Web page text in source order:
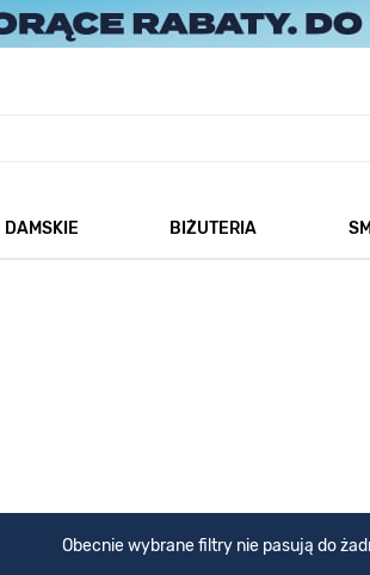
DAMSKIE
BIŻUTERIA
Obecnie wybrane filtry nie pasują do